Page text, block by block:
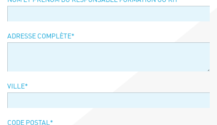
ADRESSE COMPLÈTE*
VILLE*
CODE POSTAL*